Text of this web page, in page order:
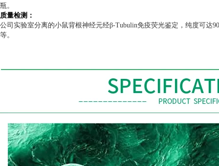
瓶。
质量检测：
公司实验室分离的小鼠背根神经元经β-Tubulin免疫荧光鉴定，纯度可达
等。